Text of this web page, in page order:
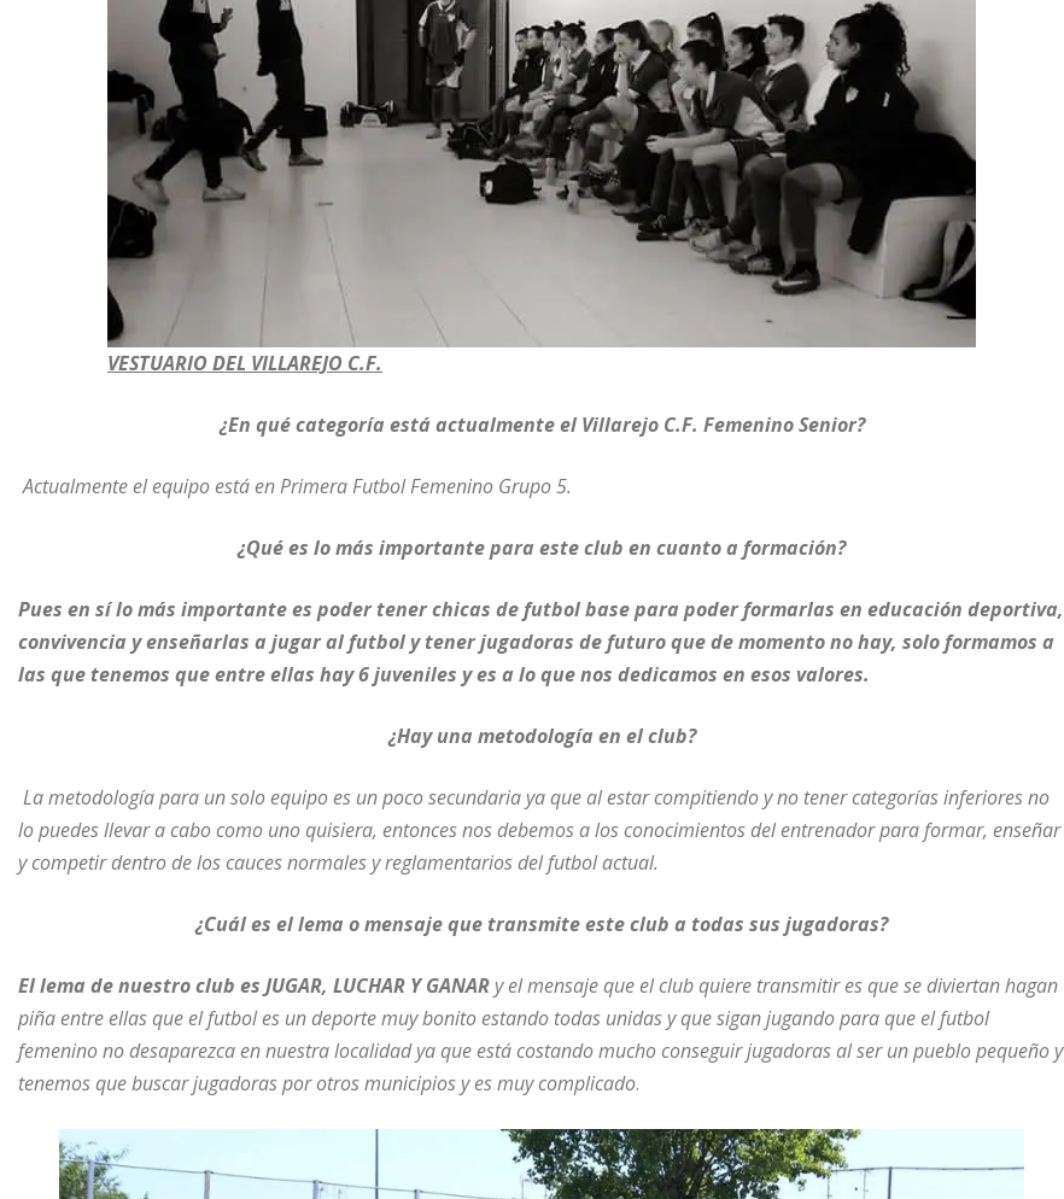
VESTUARIO DEL VILLAREJO C.F.
¿En qué categoría está actualmente el Villarejo C.F. Femenino Senior?
Actualmente el equipo está en Primera Futbol Femenino Grupo 5.
¿Qué es lo más importante para este club en cuanto a formación?
Pues en sí lo más importante es poder tener chicas de futbol base para poder formarlas en educación deportiva,
convivencia y enseñarlas a jugar al futbol y tener jugadoras de futuro que de momento no hay, solo formamos a
las que tenemos que entre ellas hay 6 juveniles y es a lo que nos dedicamos en esos valores.
¿Hay una metodología en el club?
La metodología para un solo equipo es un poco secundaria ya que al estar compitiendo y no tener categorías inferiores no
lo puedes llevar a cabo como uno quisiera, entonces nos debemos a los conocimientos del entrenador para formar, enseñar
y competir dentro de los cauces normales y reglamentarios del futbol actual.
¿Cuál es el lema o mensaje que transmite este club a todas sus jugadoras?
El lema de nuestro club es JUGAR, LUCHAR Y GANAR y el mensaje que el club quiere transmitir es que se diviertan hagan
piña entre ellas que el futbol es un deporte muy bonito estando todas unidas y que sigan jugando para que el futbol
femenino no desaparezca en nuestra localidad ya que está costando mucho conseguir jugadoras al ser un pueblo pequeño y
tenemos que buscar jugadoras por otros municipios y es muy complicado.